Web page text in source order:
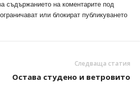
съдържанието на коментарите под
или блокират публикуването
Следваща статия
Остава студено и ветровито